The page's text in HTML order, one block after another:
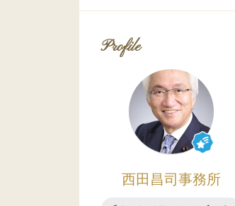
Profile
西田昌司事務所